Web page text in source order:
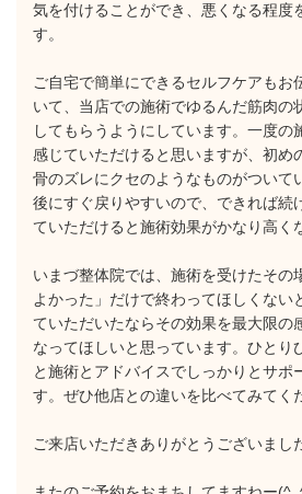
気を付けることができ、悪くなる程度
す。
ご自宅で簡単にできるセルフケアもお
いて、当店での施術でゆるんだ筋肉の
してもらうようにしています。一度の
感じていただけると思いますが、初め
骨のズレにクセのようなものがついて
後にすぐ戻りやすいので、できれば続
ていただけると施術効果がかなり高く
いまづ整体院では、施術を受けたその
よかった」だけで終わってほしくない
ていただいたならその効果を最大限の
なってほしいと思っています。ひとり
と施術とアドバイスでしっかりとサポ
す。ぜひ他店との違いを比べてみてく
ご来店いただきありがとうございまし